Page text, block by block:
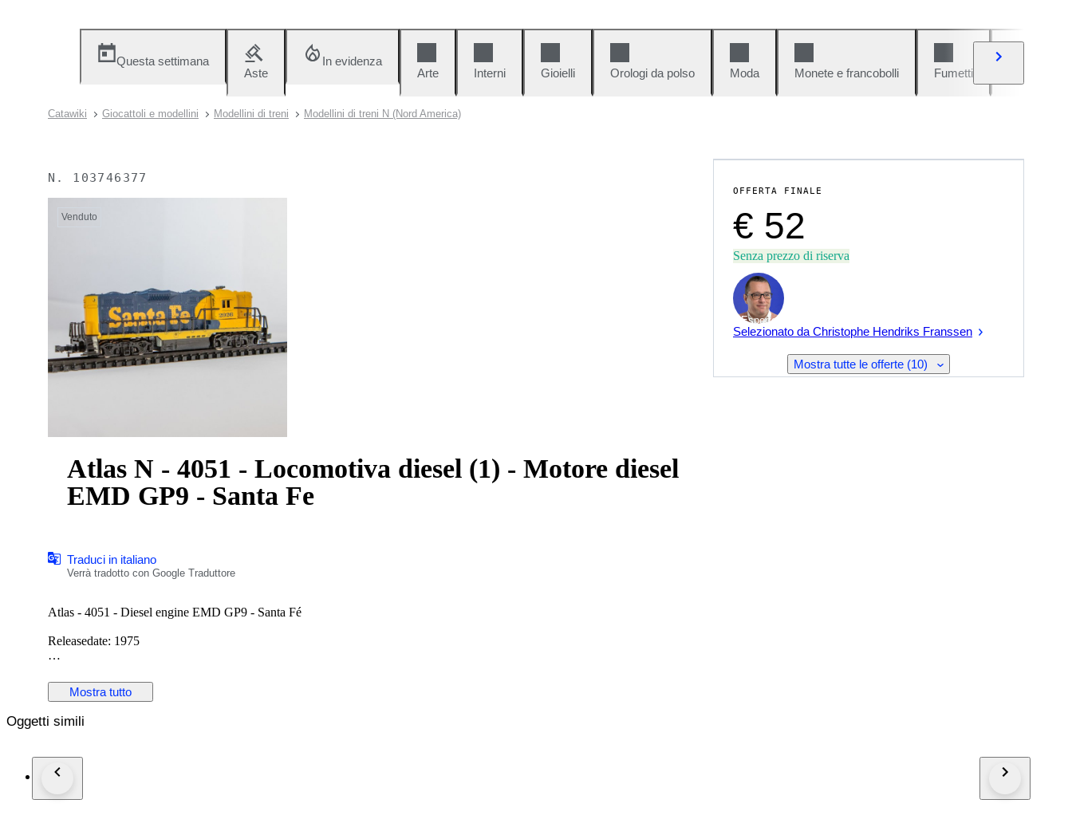
Questa settimana
Aste
In evidenza
Arte
Interni Gioielli Orologi da polso Moda Monete e francobolli Fumetti
Catawiki Giocattoli e modellini Modellini di treni Modellini di treni N (Nord America)
N. 103746377
Venduto
Atlas N - 4051 - Locomotiva diesel (1) - Motore diesel
EMD GP9 - Santa Fe
Traduci in italiano
Verrà tradotto con Google Traduttore
Atlas - 4051 - Diesel engine EMD GP9 - Santa Fé
Releasedate: 1975
Locomotief is getest en werkt.
Mostra tutto
OFFERTA FINALE
€ 52
Senza prezzo di riserva
Esperto
Selezionato da Christophe Hendriks Franssen
Mostra tutte le offerte (10)
Oggetti simili